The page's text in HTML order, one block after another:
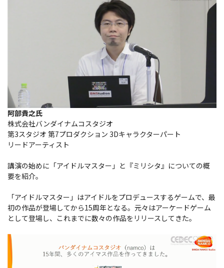
阿部貴之氏
株式会社バンダイナムコスタジオ
第3スタジオ 第7プロダクション 3Dキャラクターパート
リードアーティスト
講演の始めに「アイドルマスター」と『ミリシタ』についての概
要を紹介。
「アイドルマスター」はアイドルをプロデュースするゲームで、最
初の作品が登場してから15周年となる。元々はアーケードゲーム
として登場し、これまでに数々の作品をリリースしてきた。